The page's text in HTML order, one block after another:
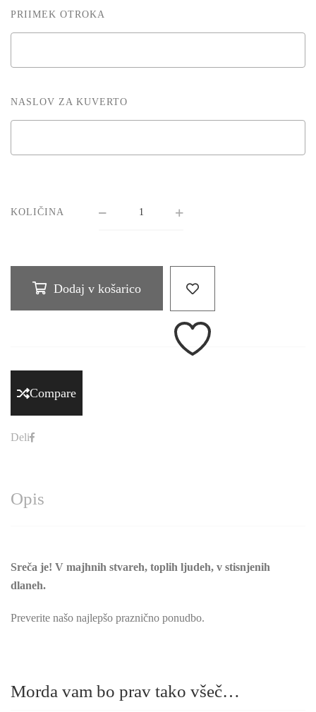
PRIIMEK OTROKA
NASLOV ZA KUVERTO
KOLIČINA
Dodaj v košarico
Compare
Deli
Opis
Sreča je! V majhnih stvareh, toplih ljudeh, v stisnjenih
dlaneh.
Preverite našo najlepšo praznično ponudbo.
Morda vam bo prav tako všeč…